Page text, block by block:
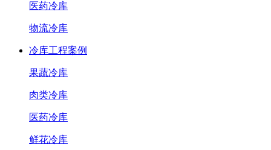
医药冷库
物流冷库
冷库工程案例
果蔬冷库
肉类冷库
医药冷库
鲜花冷库